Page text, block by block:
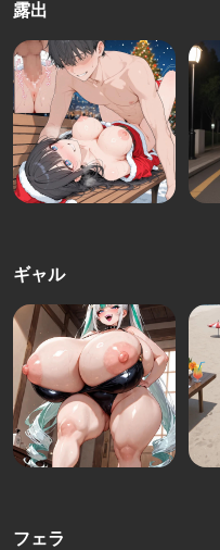
露出
ギャル
フェラ